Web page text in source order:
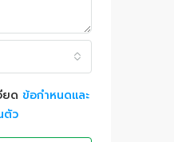
ยด ข้อกำหนดและ
ตัว